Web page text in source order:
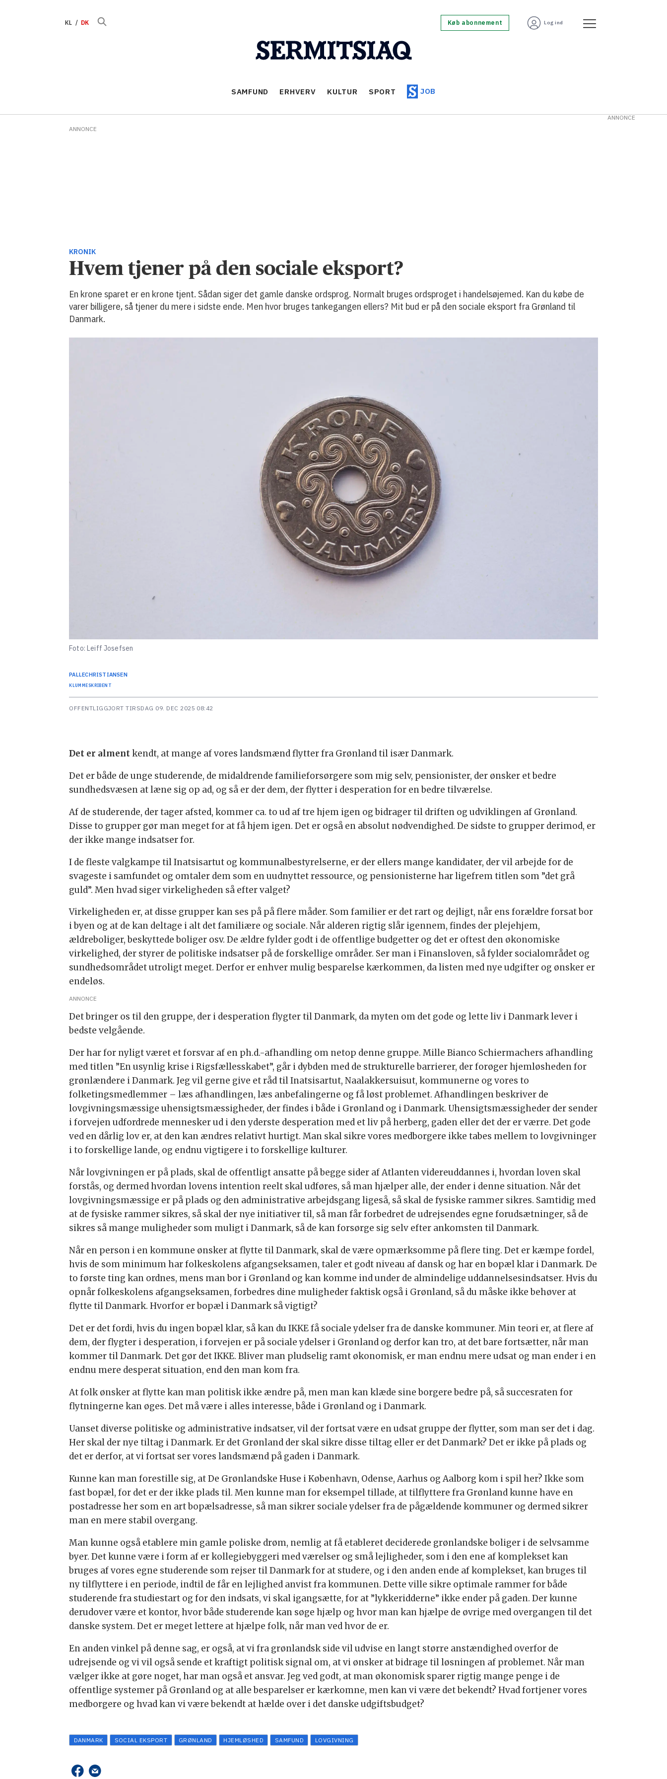
KL DK Køb abonnement Log ind
SAMFUND ERHVERV KULTUR SPORT JOB
ANNONCE
KRONIK
Hvem tjener på den sociale eksport?
En krone sparet er en krone tjent. Sådan siger det gamle danske ordsprog. Normalt bruges ordsproget i handelsøjemed. Kan du købe de
varer billigere, så tjener du mere i sidste ende. Men hvor bruges tankegangen ellers? Mit bud er på den sociale eksport fra Grønland til
Danmark.
Foto: Leiff Josefsen
PALLECHRISTIANSEN
KLUMMESKRIBENT
OFFENTLIGGJORT TIRSDAG 09. DEC 2025 08:42
Det er almentkendt, at mange af vores landsmænd flytter fra Grønland til især Danmark.
Det er både de unge studerende, de midaldrende familieforsørgere som mig selv, pensionister, der ønsker et bedre
sundhedsvæsen at læne sig op ad, og så er der dem, der flytter i desperation for en bedre tilværelse.
Af de studerende, der tager afsted, kommer ca. to ud af tre hjem igen og bidrager til driften og udviklingen af Grønland.
Disse to grupper gør man meget for at få hjem igen. Det er også en absolut nødvendighed. De sidste to grupper derimod, er
der ikke mange indsatser for.
I de fleste valgkampe til Inatsisartut og kommunalbestyrelserne, er der ellers mange kandidater, der vil arbejde for de
svageste i samfundet og omtaler dem som en uudnyttet ressource, og pensionisterne har ligefrem titlen som ”det grå
guld”. Men hvad siger virkeligheden så efter valget?
Virkeligheden er, at disse grupper kan ses på på flere måder. Som familier er det rart og dejligt, når ens forældre forsat bor
i byen og at de kan deltage i alt det familiære og sociale. Når alderen rigtig slår igennem, findes der plejehjem,
ældreboliger, beskyttede boliger osv. De ældre fylder godt i de offentlige budgetter og det er oftest den økonomiske
virkelighed, der styrer de politiske indsatser på de forskellige områder. Ser man i Finansloven, så fylder socialområdet og
sundhedsområdet utroligt meget. Derfor er enhver mulig besparelse kærkommen, da listen med nye udgifter og ønsker er
endeløs.
ANNONCE
Det bringer os til den gruppe, der i desperation flygter til Danmark, da myten om det gode og lette liv i Danmark lever i
bedste velgående.
Der har for nyligt været et forsvar af en ph.d.-afhandling om netop denne gruppe. Mille Bianco Schiermachers afhandling
med titlen ”En usynlig krise i Rigsfællesskabet”, går i dybden med de strukturelle barrierer, der forøger hjemløsheden for
grønlændere i Danmark. Jeg vil gerne give et råd til Inatsisartut, Naalakkersuisut, kommunerne og vores to
folketingsmedlemmer – læs afhandlingen, læs anbefalingerne og få løst problemet. Afhandlingen beskriver de
lovgivningsmæssige uhensigtsmæssigheder, der findes i både i Grønland og i Danmark. Uhensigtsmæssigheder der sender
i forvejen udfordrede mennesker ud i den yderste desperation med et liv på herberg, gaden eller det der er værre. Det gode
ved en dårlig lov er, at den kan ændres relativt hurtigt. Man skal sikre vores medborgere ikke tabes mellem to lovgivninger
i to forskellige lande, og endnu vigtigere i to forskellige kulturer.
Når lovgivningen er på plads, skal de offentligt ansatte på begge sider af Atlanten videreuddannes i, hvordan loven skal
forstås, og dermed hvordan lovens intention reelt skal udføres, så man hjælper alle, der ender i denne situation. Når det
lovgivningsmæssige er på plads og den administrative arbejdsgang ligeså, så skal de fysiske rammer sikres. Samtidig med
at de fysiske rammer sikres, så skal der nye initiativer til, så man får forbedret de udrejsendes egne forudsætninger, så de
sikres så mange muligheder som muligt i Danmark, så de kan forsørge sig selv efter ankomsten til Danmark.
Når en person i en kommune ønsker at flytte til Danmark, skal de være opmærksomme på flere ting. Det er kæmpe fordel,
hvis de som minimum har folkeskolens afgangseksamen, taler et godt niveau af dansk og har en bopæl klar i Danmark. De
to første ting kan ordnes, mens man bor i Grønland og kan komme ind under de almindelige uddannelsesindsatser. Hvis du
opnår folkeskolens afgangseksamen, forbedres dine muligheder faktisk også i Grønland, så du måske ikke behøver at
flytte til Danmark. Hvorfor er bopæl i Danmark så vigtigt?
Det er det fordi, hvis du ingen bopæl klar, så kan du IKKE få sociale ydelser fra de danske kommuner. Min teori er, at flere af
dem, der flygter i desperation, i forvejen er på sociale ydelser i Grønland og derfor kan tro, at det bare fortsætter, når man
kommer til Danmark. Det gør det IKKE. Bliver man pludselig ramt økonomisk, er man endnu mere udsat og man ender i en
endnu mere desperat situation, end den man kom fra.
At folk ønsker at flytte kan man politisk ikke ændre på, men man kan klæde sine borgere bedre på, så succesraten for
flytningerne kan øges. Det må være i alles interesse, både i Grønland og i Danmark.
Uanset diverse politiske og administrative indsatser, vil der fortsat være en udsat gruppe der flytter, som man ser det i dag.
Her skal der nye tiltag i Danmark. Er det Grønland der skal sikre disse tiltag eller er det Danmark? Det er ikke på plads og
det er derfor, at vi fortsat ser vores landsmænd på gaden i Danmark.
Kunne kan man forestille sig, at De Grønlandske Huse i København, Odense, Aarhus og Aalborg kom i spil her? Ikke som
fast bopæl, for det er der ikke plads til. Men kunne man for eksempel tillade, at tilflyttere fra Grønland kunne have en
postadresse her som en art bopælsadresse, så man sikrer sociale ydelser fra de pågældende kommuner og dermed sikrer
man en mere stabil overgang.
Man kunne også etablere min gamle poliske drøm, nemlig at få etableret deciderede grønlandske boliger i de selvsamme
byer. Det kunne være i form af er kollegiebyggeri med værelser og små lejligheder, som i den ene af komplekset kan
bruges af vores egne studerende som rejser til Danmark for at studere, og i den anden ende af komplekset, kan bruges til
ny tilflyttere i en periode, indtil de får en lejlighed anvist fra kommunen. Dette ville sikre optimale rammer for både
studerende fra studiestart og for den indsats, vi skal igangsætte, for at ”lykkeridderne” ikke ender på gaden. Der kunne
derudover være et kontor, hvor både studerende kan søge hjælp og hvor man kan hjælpe de øvrige med overgangen til det
danske system. Det er meget lettere at hjælpe folk, når man ved hvor de er.
En anden vinkel på denne sag, er også, at vi fra grønlandsk side vil udvise en langt større anstændighed overfor de
udrejsende og vi vil også sende et kraftigt politisk signal om, at vi ønsker at bidrage til løsningen af problemet. Når man
vælger ikke at gøre noget, har man også et ansvar. Jeg ved godt, at man økonomisk sparer rigtig mange penge i de
offentlige systemer på Grønland og at alle besparelser er kærkomne, men kan vi være det bekendt? Hvad fortjener vores
medborgere og hvad kan vi være bekendt at hælde over i det danske udgiftsbudget?
DANMARK SOCIAL EKSPORT GRØNLAND HJEMLØSHED SAMFUND LOVGIVNING
ANNONCE